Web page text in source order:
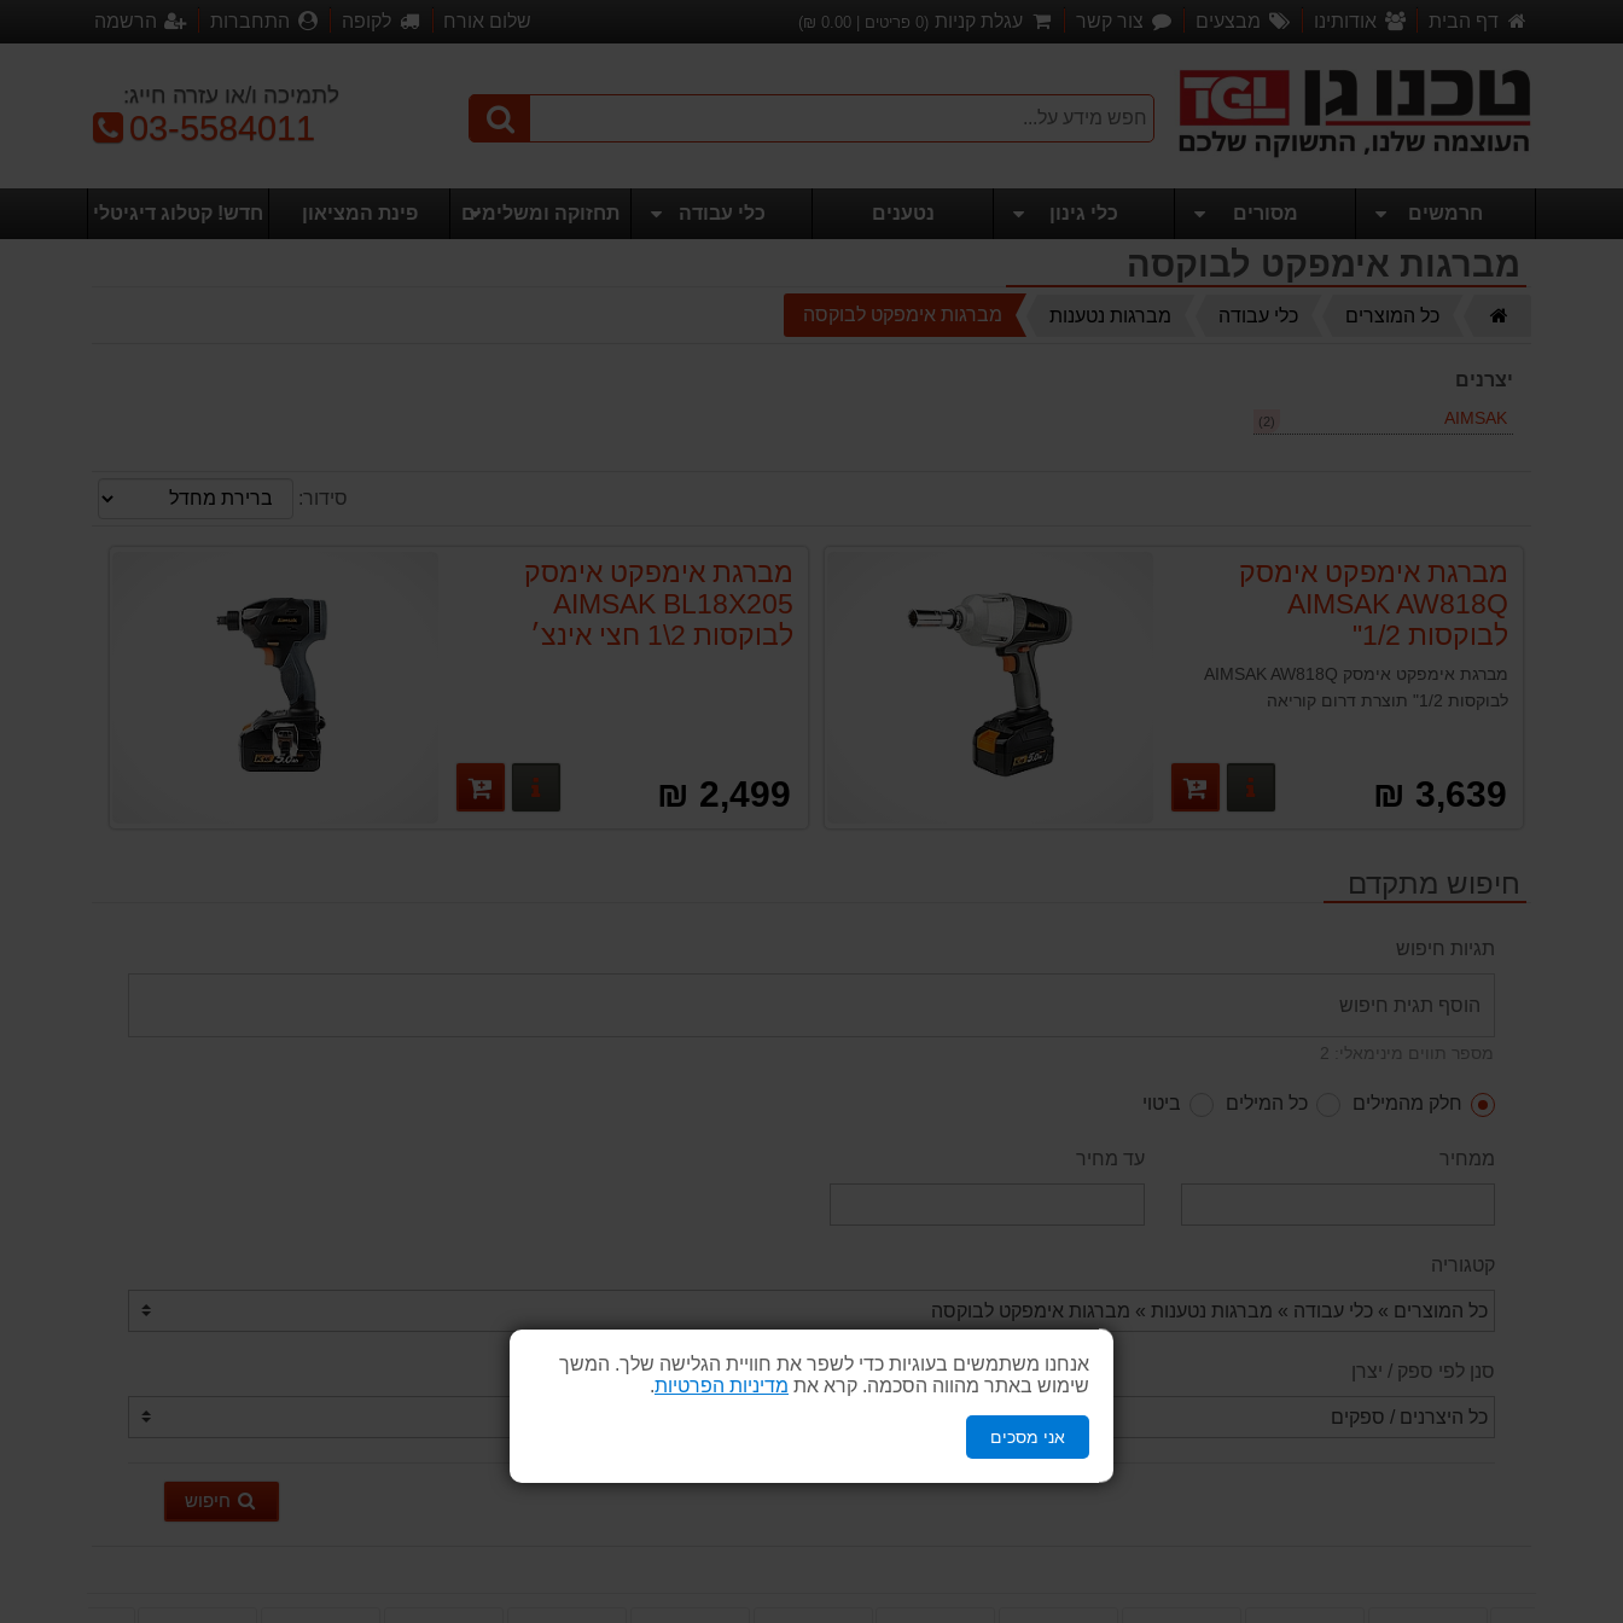
אנחנו משתמשים בעוגיות כדי לשפר את חוויית הגלישה שלך. המשך
שימוש באתר מהווה הסכמה. קרא את מדיניות הפרטיות.
אני מסכים
דף הבית אודותינו מבצעים צור קשר עגלת קניות (
0 פריטים | 0.00
₪) שלום אורח לקופה התחברות הרשמה
לתמיכה ו/או עזרה חייג:
טלפון:
03-5584011
חרמשים מסורים כלי גינון נטענים כלי עבודה תחזוקה ומשלימים פינת המציאון חדש! קטלוג דיגיטלי
מברגות אימפקט לבוקסה
כל המוצרים כלי עבודה מברגות נטענות מברגות אימפקט לבוקסה
יצרנים
AIMSAK
(2)
סידור:
מברגת אימפקט אימסק
AIMSAK AW818Q
לבוקסות 1/2"
מברגת אימפקט אימסק AIMSAK AW818Q
לבוקסות 1/2" תוצרת דרום קוריאה
3,639 ₪ פרטים נוספים
מברגת אימפקט אימסק
AIMSAK BL18X205
לבוקסות 2\1 חצי אינצ׳
2,499 ₪ פרטים נוספים
חיפוש מתקדם
תגיות חיפוש
מספר תווים מינימאלי: 2
חלק מהמילים כל המילים ביטוי
ממחיר עד מחיר
קטגוריה
סנן לפי ספק / יצרן
חיפוש